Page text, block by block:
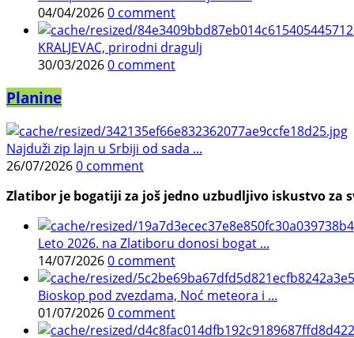
04/04/20260 comment
KRALJEVAC, prirodni dragulj
30/03/20260 comment
Planine
Najduži zip lajn u Srbiji od sada ...
26/07/20260 comment
Zlatibor je bogatiji za još jedno uzbudljivo iskustvo
Leto 2026. na Zlatiboru donosi bogat ...
14/07/20260 comment
Bioskop pod zvezdama, Noć meteora i ...
01/07/20260 comment